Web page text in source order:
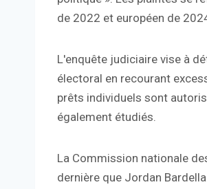
de 2022 et européen de
L'enquête judiciaire vise à
électoral en recourant
prêts individuels sont
également étudiés.
La Commission nationale
dernière que Jordan